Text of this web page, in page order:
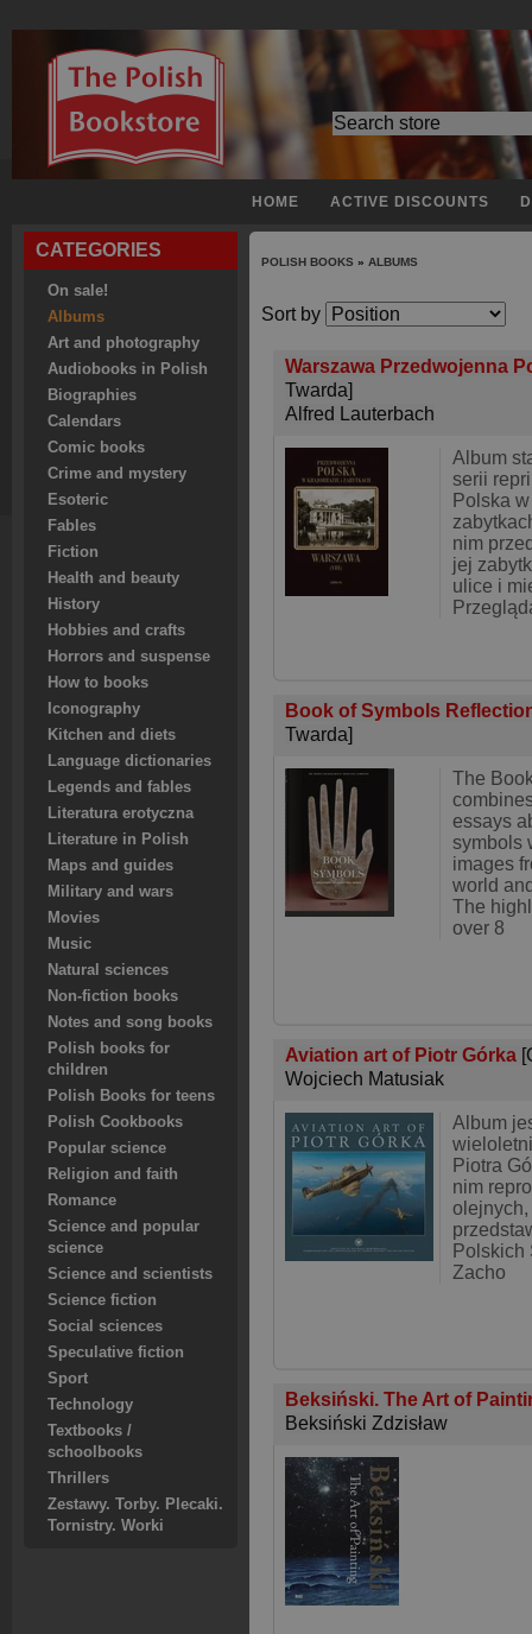
HOME ACTIVE DISCOUNTS
CATEGORIES
On sale!
Albums
Art and photography
Audiobooks in Polish
Biographies
Calendars
Comic books
Crime and mystery
Esoteric
Fables
Fiction
Health and beauty
History
Hobbies and crafts
Horrors and suspense
How to books
Iconography
Kitchen and diets
Language dictionaries
Legends and fables
Literatura erotyczna
Literature in Polish
Maps and guides
Military and wars
Movies
Music
Natural sciences
Non-fiction books
Notes and song books
Polish books for
children
Polish Books for teens
Polish Cookbooks
Popular science
Religion and faith
Romance
Science and popular
science
Science and scientists
Science fiction
Social sciences
Speculative fiction
Sport
Technology
Textbooks /
schoolbooks
Thrillers
Zestawy. Torby. Plecaki.
Tornistry. Worki
POLISH BOOKS » ALBUMS
Sort by
Warszawa Przedwojenna
Twarda]
Alfred Lauterbach
Album
serii
Polska
nim
jej
ulice i
Book of Symbols
Twarda]
The
essays
symbols
images
world
The
over 8
Aviation art of Piotr Górka
Wojciech Matusiak
Album
Piotra
nim
olejnych,
Polskich
Zacho
Beksiński. The Art of
Beksiński Zdzisław